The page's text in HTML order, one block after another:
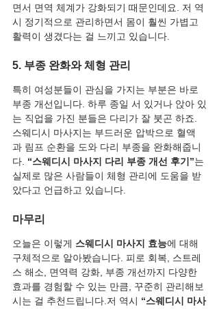
면서 면역 체계가 강화되기 때문인데요. 저 역
시 정기적으로 관리하면서 몸이 훨씬 가볍고
활력이 생겼다는 걸 느끼고 있습니다.
5. 부종 완화와 체형 관리
특히 여성분들이 관심을 가지는 부분은 바로
부종 개선입니다. 하루 종일 서 있거나 앉아 있
는 직업을 가진 분들은 다리가 잘 붓곤 하죠.
스웨디시 마사지는 부드러운 압박으로 혈액
과 림프 순환을 도와 다리 부종을 완화해줍니
다. “스웨디시 마사지 다리 부종 개선 후기”는
실제로 많은 사람들이 체형 관리에 도움을 받
았다고 언급하고 있습니다.
마무리
오늘은 이렇게 스웨디시 마사지 효능에 대해
구체적으로 알아봤습니다. 피로 회복, 스트레
스 해소, 면역력 강화, 부종 개선까지 다양한
효과를 경험할 수 있는 만큼, 꾸준히 관리해보
시는 걸 추천드립니다.저 역시 “스웨디시 마사